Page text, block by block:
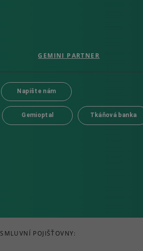
GEMINI PARTNER
Napište nám
Gemioptal Tkáňová banka
SMLUVNÍ POJIŠŤOVNY: